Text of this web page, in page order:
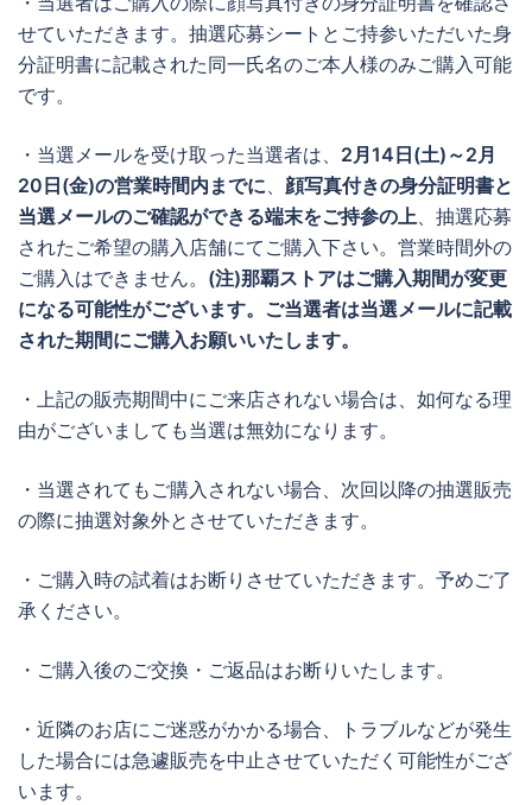
せていただきます。抽選応募シートとご持参いただいた身
分証明書に記載された同一氏名のご本人様のみご購入可能
です。
・当選メールを受け取った当選者は、 2月14日(土)～2月
20日(金)の営業時間内までに、 顔写真付きの身分証明書と
当選メールのご確認ができる端末をご持参の上、抽選応募
されたご希望の購入店舗にてご購入下さい。営業時間外の
ご購入はできません。 (注)那覇ストアはご購入期間が変更
になる可能性がございます。ご当選者は当選メールに記載
された期間にご購入お願いいたします。
・上記の販売期間中にご来店されない場合は、如何なる理
由がございましても当選は無効になります。
・当選されてもご購入されない場合、次回以降の抽選販売
の際に抽選対象外とさせていただきます。
・ご購入時の試着はお断りさせていただきます。予めご了
承ください。
・ご購入後のご交換・ご返品はお断りいたします。
・近隣のお店にご迷惑がかかる場合、トラブルなどが発生
した場合には急遽販売を中止させていただく可能性がござ
います。